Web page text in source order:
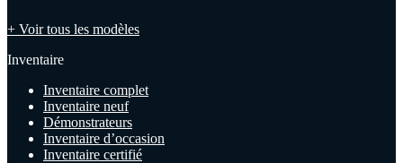
+ Voir tous les modèles
Inventaire
Inventaire complet
Inventaire neuf
Démonstrateurs
Inventaire d’occasion
Inventaire certifié